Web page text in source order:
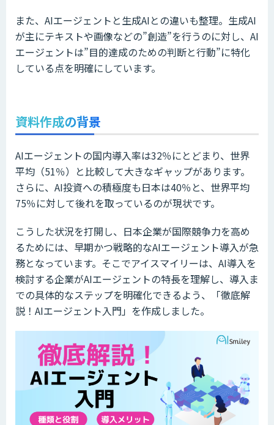
また、AIエージェントと生成AIとの違いも整理。生成AI
が主にテキストや画像などの”創造”を行うのに対し、AI
エージェントは”目的達成のための判断と行動”に特化
している点を明確にしています。
資料作成の背景
AIエージェントの国内導入率は32％にとどまり、世界
平均（51％）と比較して大きなギャップがあります。
さらに、AI投資への積極度も日本は40％と、世界平均
75％に対して後れを取っているのが現状です。
こうした状況を打開し、日本企業が国際競争力を高め
るためには、早期かつ戦略的なAIエージェント導入が急
務となっています。そこでアイスマイリーは、AI導入を
検討する企業がAIエージェントの特長を理解し、導入ま
での具体的なステップを明確化できるよう、「徹底解
説！AIエージェント入門」を作成しました。